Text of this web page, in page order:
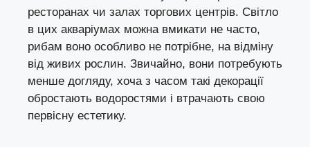
ресторанах чи залах торгових центрів. Світло
в цих акваріумах можна вмикати не часто,
рибам воно особливо не потрібне, на відміну
від живих рослин. Звичайно, вони потребують
менше догляду, хоча з часом такі декорації
обростають водоростями і втрачають свою
первісну естетику.